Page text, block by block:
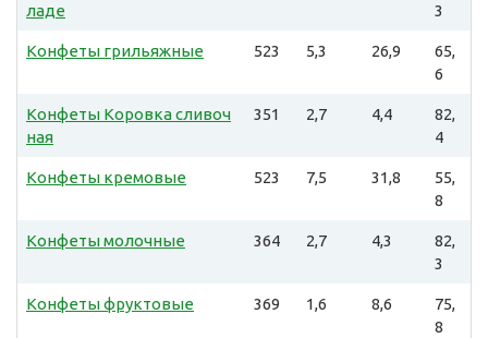
ладе
3
Конфеты грильяжные 523 5,3 26,9
65,
6
Конфеты Коровка сливоч
ная
351 2,7 4,4
82,
4
Конфеты кремовые 523 7,5 31,8
55,
8
Конфеты молочные 364 2,7 4,3
82,
3
Конфеты фруктовые 369 1,6 8,6
75,
8